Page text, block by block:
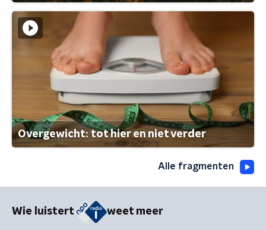
Overgewicht: tot hier en niet verder
Alle fragmenten
Wie luistert weet meer